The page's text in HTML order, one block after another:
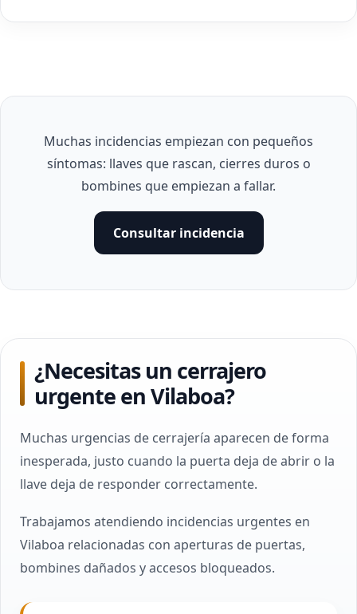
Muchas incidencias empiezan con pequeños
síntomas: llaves que rascan, cierres duros o
bombines que empiezan a fallar.
Consultar incidencia
¿Necesitas un cerrajero
urgente en Vilaboa?
Muchas urgencias de cerrajería aparecen de forma
inesperada, justo cuando la puerta deja de abrir o la
llave deja de responder correctamente.
Trabajamos atendiendo incidencias urgentes en
Vilaboa relacionadas con aperturas de puertas,
bombines dañados y accesos bloqueados.